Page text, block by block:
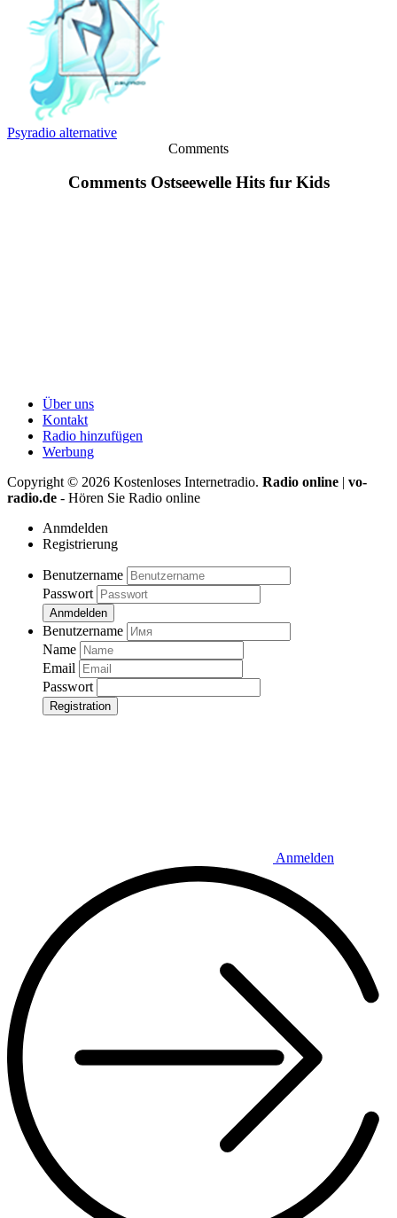
Psyradio alternative
Comments
Comments Ostseewelle Hits fur Kids
Über uns
Kontakt
Radio hinzufügen
Werbung
Copyright © 2026 Kostenloses Internetradio. Radio online | vo-
radio.de - Hören Sie Radio online
Anmdelden
Registrierung
Benutzername
Passwort
Anmdelden
Benutzername
Name
Email
Passwort
Registration
Anmelden